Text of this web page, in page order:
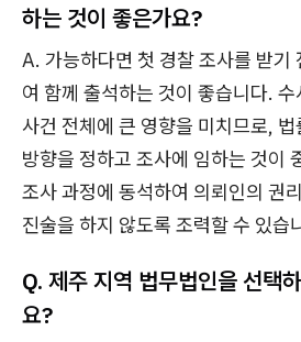
하는 것이 좋은가요?
A. 가능하다면 첫 경찰 조사를 받기
여 함께 출석하는 것이 좋습니다.
사건 전체에 큰 영향을 미치므로,
방향을 정하고 조사에 임하는 것이
조사 과정에 동석하여 의뢰인의 권
진술을 하지 않도록 조력할 수 있습
Q. 제주 지역 법무법인을 선택
요?